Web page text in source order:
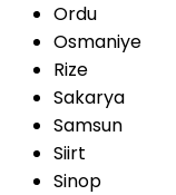
Ordu
Osmaniye
Rize
Sakarya
Samsun
Siirt
Sinop